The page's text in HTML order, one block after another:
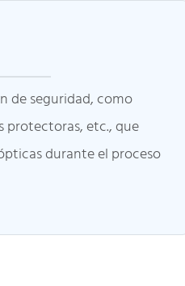
de seguridad, como
protectoras, etc., que
durante el proceso